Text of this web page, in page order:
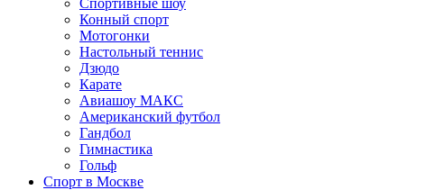
Спортивные шоу
Конный спорт
Мотогонки
Настольный теннис
Дзюдо
Карате
Авиашоу МАКС
Американский футбол
Гандбол
Гимнастика
Гольф
Спорт в Москве